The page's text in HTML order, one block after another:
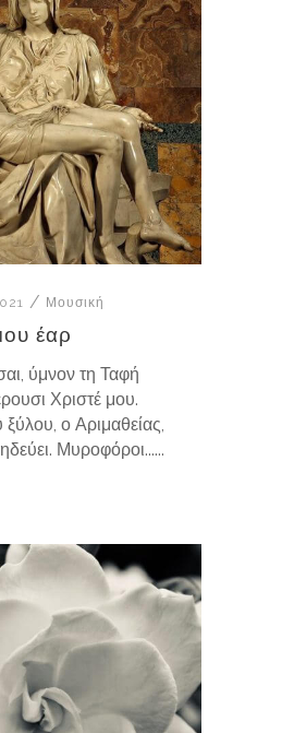
Μουσική
έαρ
ύμνον τη Ταφή
Χριστέ μου.
ο Αριμαθείας,
Μυροφόροι......